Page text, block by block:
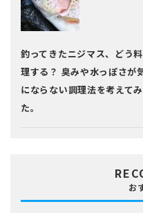
釣ってきたニジマス、どう料
理する？ 臭みや水っぽさが
にならない調理法を考えてみ
た。
お